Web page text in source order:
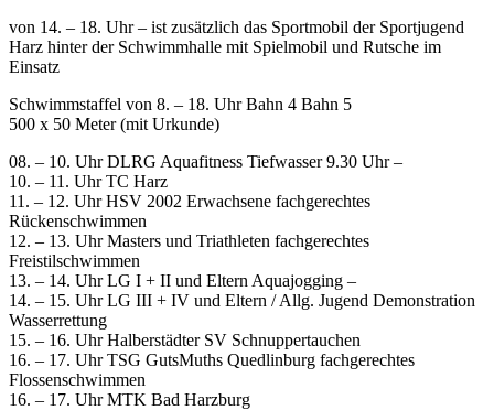
von 14. – 18. Uhr – ist zusätzlich das Sportmobil der Sportjugend
Harz hinter der Schwimmhalle mit Spielmobil und Rutsche im
Einsatz
Schwimmstaffel von 8. – 18. Uhr Bahn 4 Bahn 5
500 x 50 Meter (mit Urkunde)
08. – 10. Uhr DLRG Aquafitness Tiefwasser 9.30 Uhr –
10. – 11. Uhr TC Harz
11. – 12. Uhr HSV 2002 Erwachsene fachgerechtes
Rückenschwimmen
12. – 13. Uhr Masters und Triathleten fachgerechtes
Freistilschwimmen
13. – 14. Uhr LG I + II und Eltern Aquajogging –
14. – 15. Uhr LG III + IV und Eltern / Allg. Jugend Demonstration
Wasserrettung
15. – 16. Uhr Halberstädter SV Schnuppertauchen
16. – 17. Uhr TSG GutsMuths Quedlinburg fachgerechtes
Flossenschwimmen
16. – 17. Uhr MTK Bad Harzburg